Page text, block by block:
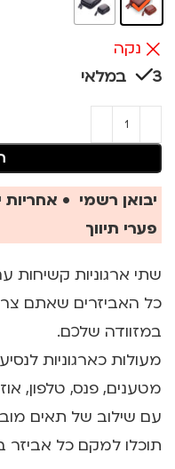
נקה
3 במלאי
יבואן רשמי • אחריות
פערי תיווך
שתי ארגוניות קשיחות
כל האביזרים שאתם
במזוודה שלכם.
מעולות כארגוניות
מטענים, פנס, טלפון,
עם שילוב של תאים
תוכלו למקם כל אביזר